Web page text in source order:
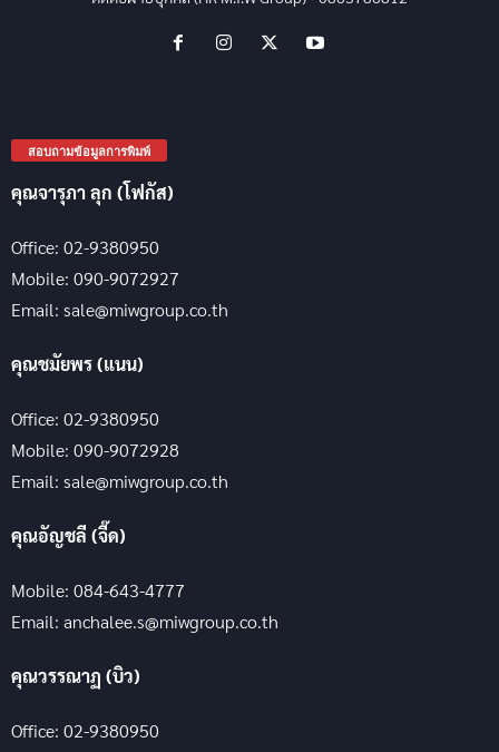
สอบถามข้อมูลการพิมพ์
คุณจารุภา ลุก (โฟกัส)
Office: 02-9380950
Mobile: 090-9072927
Email: sale@miwgroup.co.th
คุณชมัยพร (แนน)
Office: 02-9380950
Mobile: 090-9072928
Email: sale@miwgroup.co.th
คุณอัญชลี (จี๊ด)
Mobile: 084-643-4777
Email: anchalee.s@miwgroup.co.th
คุณวรรณาฏ (บิว)
Office: 02-9380950